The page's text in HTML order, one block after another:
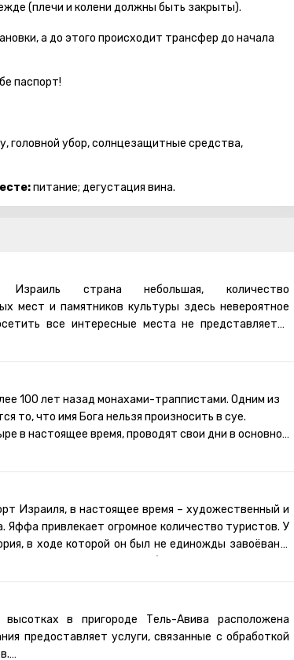
(плечи и колени должны быть закрыты).
а до этого происходит трансфер до начала
паспорт!
головной убор, солнцезащитные средства,
питание; дегустация вина.
страна небольшая, количество
мест и памятников культуры здесь невероятное
все интересные места не представляется
альтернатива – парк миниатюр !
парков такого рода в мире. Здесь каждый
четырёхсот миниатюрных моделей различных
Здесь находятся и исторические, и религиозные, и
вручную. Каждая из достопримечательностей,
невероятно реалистично и передает колорит
для парка Мини-Израиль были выращены живые
100 лет назад монахами-траппистами. Одним из
то, что имя Бога нельзя произносить в суе.
в настоящее время, проводят свои дни в основном
в молчании. В монастыре существуют
монастыре открыто производство знаменитого
масла, которые можно купить в
Израиля, в настоящее время – художественный и
Яффа привлекает огромное количество туристов. У
в ходе которой он был не единожды завоёван и
что именно в этом городе был построен ковчег Ноя,
неспешно прогуливаться по ее многочисленным
таинственная атмосфера. Здесь много
Также есть подземный музей, где представлены
в ходе археологических раскопок.
в пригороде Тель-Авива расположена
предоставляет услуги, связанные с обработкой